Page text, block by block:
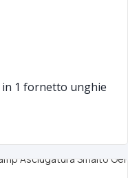
in 1 fornetto unghie